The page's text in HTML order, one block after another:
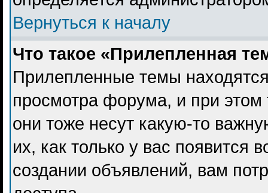
Вернуться к началу
Что такое «Прилепленная
Прилепленные темы
просмотра форума, и при
они тоже несут какую-то
их, как только у вас появится
создании объявлений, вам